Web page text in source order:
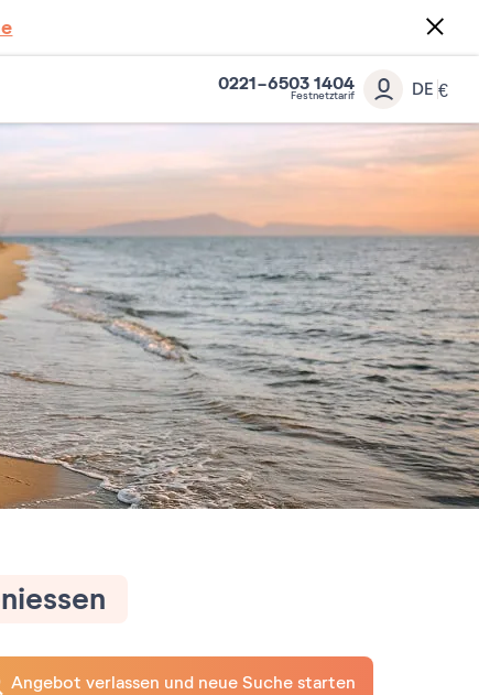
0221-6503 1404
Festnetztarif DE €
Angebot verlassen und neue Suche starten